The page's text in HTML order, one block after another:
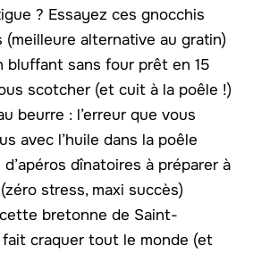
? Essayez ces gnocchis
(meilleure alternative au gratin)
bluffant sans four prêt en 15
scotcher (et cuit à la poêle !)
beurre : l’erreur que vous
avec l’huile dans la poêle
dînatoires à préparer à
(zéro stress, maxi succès)
bretonne de Saint-
craquer tout le monde (et